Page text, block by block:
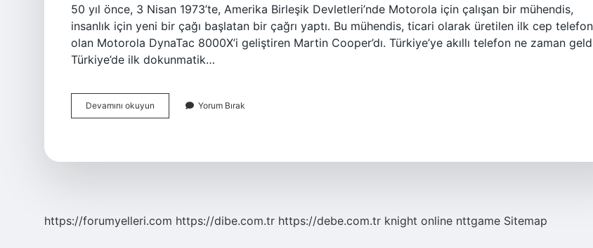
50 yıl önce, 3 Nisan 1973’te, Amerika Birleşik Devletleri’nde Motorola için çalışan bir mühendis,
insanlık için yeni bir çağı başlatan bir çağrı yaptı. Bu mühendis, ticari olarak üretilen ilk cep
olan Motorola DynaTac 8000X’i geliştiren Martin Cooper’dı. Türkiye’ye akıllı telefon ne zaman
Türkiye’de ilk dokunmatik…
Devamını okuyun Dünyada
Ilk
Yorum Bırak
https://forumyelleri.com https://dibe.com.tr https://debe.com.tr knight online nttgame Sitemap